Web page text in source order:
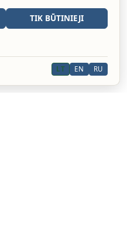
TIK BŪTINIEJI
LT EN RU